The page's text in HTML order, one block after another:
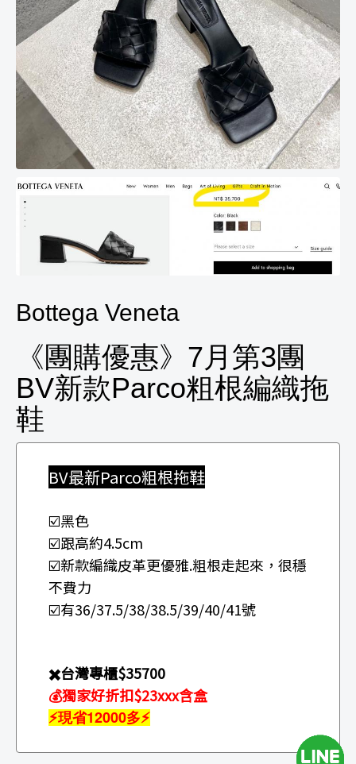
Bottega Veneta
《團購優惠》7月第3團
BV新款Parco粗根編織拖
鞋
BV最新Parco粗根拖鞋
☑️黑色
☑️跟高約4.5cm
☑️新款編織皮革更優雅.粗根走起來，很穩
不費力
☑️有36/37.5/38/38.5/39/40/41號
✖️台灣專櫃$35700
💰獨家好折扣$23xxx含盒
⚡現省12000多⚡